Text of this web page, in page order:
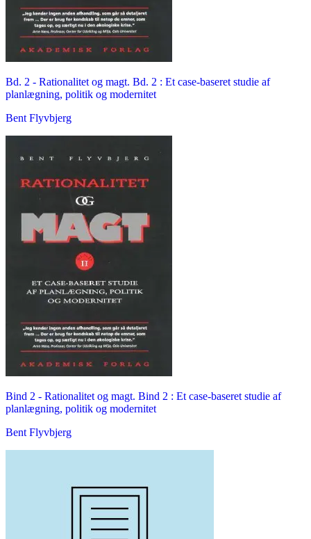
Bd. 2 - Rationalitet og magt. Bd. 2 : Et case-baseret studie af
planlægning, politik og modernitet
Bent Flyvbjerg
Bind 2 - Rationalitet og magt. Bind 2 : Et case-baseret studie af
planlægning, politik og modernitet
Bent Flyvbjerg